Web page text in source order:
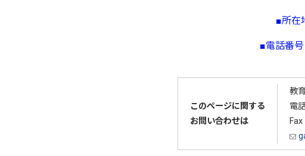
■所
■電話番
このページに関する
お問い合わせは
教
電